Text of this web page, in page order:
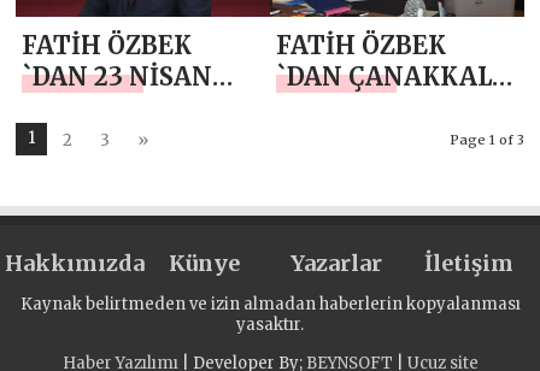
FATİH ÖZBEK
`DAN 23 NİSAN
FATİH ÖZBEK
`DAN ÇANAKKALE
Page 1 of 3
1 2 3 »
Hakkımızda Künye Yazarlar İletişim
Kaynak belirtmeden ve izin almadan haberlerin kopyalanması
yasaktır.
Haber Yazılımı| Developer By; BEYNSOFT Ucuz site